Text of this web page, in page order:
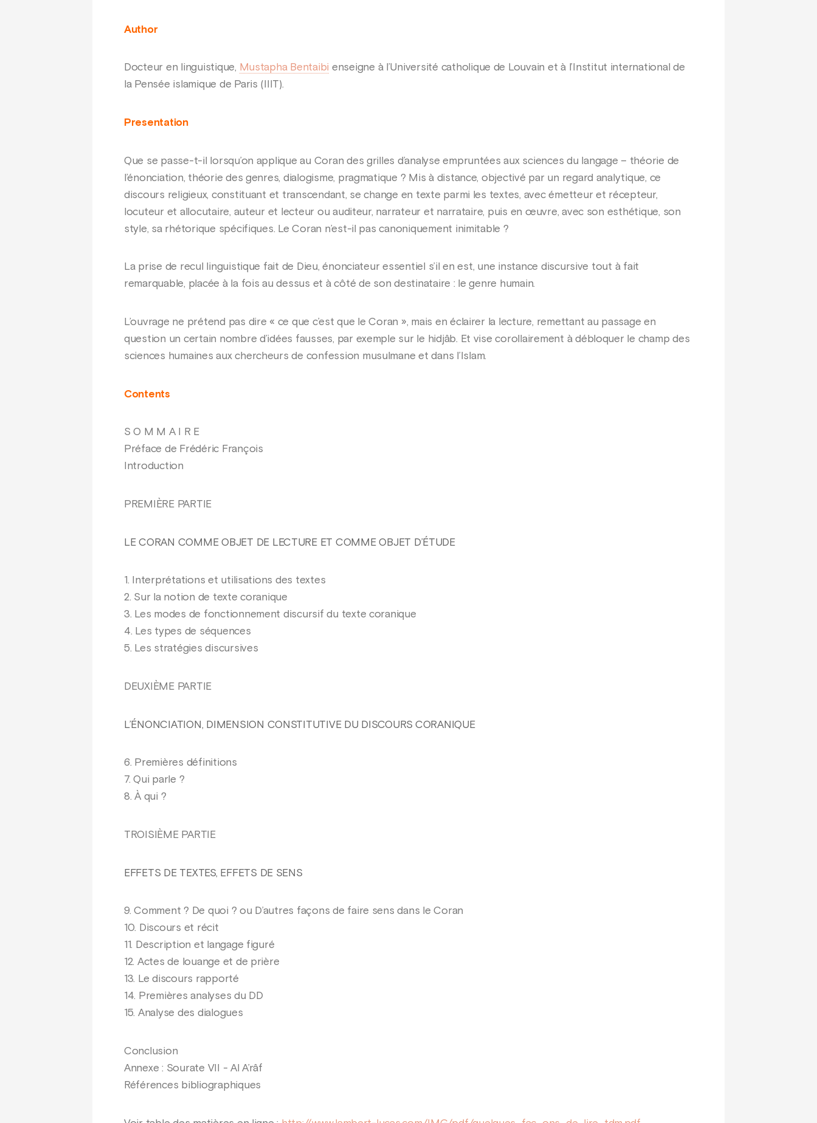
Author
Docteur en linguistique, Mustapha Bentaibi enseigne à l’Université catholique de Louvain et à l’Institut international de
la Pensée islamique de Paris (IIIT).
Presentation
Que se passe-t-il lorsqu’on applique au Coran des grilles d’analyse empruntées aux sciences du langage – théorie de
l’énonciation, théorie des genres, dialogisme, pragmatique ? Mis à distance, objectivé par un regard analytique, ce
discours religieux, constituant et transcendant, se change en texte parmi les textes, avec émetteur et récepteur,
locuteur et allocutaire, auteur et lecteur ou auditeur, narrateur et narrataire, puis en œuvre, avec son esthétique, son
style, sa rhétorique spécifiques. Le Coran n’est-il pas canoniquement inimitable ?
La prise de recul linguistique fait de Dieu, énonciateur essentiel s’il en est, une instance discursive tout à fait
remarquable, placée à la fois au dessus et à côté de son destinataire : le genre humain.
L’ouvrage ne prétend pas dire « ce que c’est que le Coran », mais en éclairer la lecture, remettant au passage en
question un certain nombre d’idées fausses, par exemple sur le hidjâb. Et vise corollairement à débloquer le champ des
sciences humaines aux chercheurs de confession musulmane et dans l’Islam.
Contents
S O M M A I R E
Préface de Frédéric François
Introduction
PREMIÈRE PARTIE
LE CORAN COMME OBJET DE LECTURE ET COMME OBJET D’ÉTUDE
1. Interprétations et utilisations des textes
2. Sur la notion de texte coranique
3. Les modes de fonctionnement discursif du texte coranique
4. Les types de séquences
5. Les stratégies discursives
DEUXIÈME PARTIE
L’ÉNONCIATION, DIMENSION CONSTITUTIVE DU DISCOURS CORANIQUE
6. Premières définitions
7. Qui parle ?
8. À qui ?
TROISIÈME PARTIE
EFFETS DE TEXTES, EFFETS DE SENS
9. Comment ? De quoi ? ou D’autres façons de faire sens dans le Coran
10. Discours et récit
11. Description et langage figuré
12. Actes de louange et de prière
13. Le discours rapporté
14. Premières analyses du DD
15. Analyse des dialogues
Conclusion
Annexe : Sourate VII - Al A’râf
Références bibliographiques